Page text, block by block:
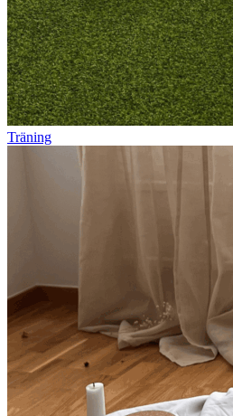
Träning